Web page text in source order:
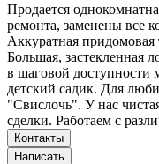
Продается
ремонта, заменены все
Аккуратная придомовая
Большая, застекленная
в шаговой доступности
детский садик. Для
"Свислочь". У нас
сделки. Работаем с
Контакты
Написать